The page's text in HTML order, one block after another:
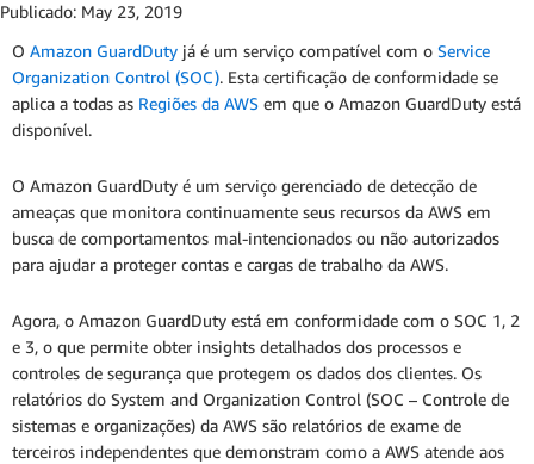
Publicado: May 23, 2019
O Amazon GuardDuty já é um serviço compatível com o Service
Organization Control (SOC). Esta certificação de conformidade se
aplica a todas as Regiões da AWS em que o Amazon GuardDuty está
disponível.
O Amazon GuardDuty é um serviço gerenciado de detecção de
ameaças que monitora continuamente seus recursos da AWS em
busca de comportamentos mal-intencionados ou não autorizados
para ajudar a proteger contas e cargas de trabalho da AWS.
Agora, o Amazon GuardDuty está em conformidade com o SOC 1, 2
e 3, o que permite obter insights detalhados dos processos e
controles de segurança que protegem os dados dos clientes. Os
relatórios do System and Organization Control (SOC – Controle de
sistemas e organizações) da AWS são relatórios de exame de
terceiros independentes que demonstram como a AWS atende aos